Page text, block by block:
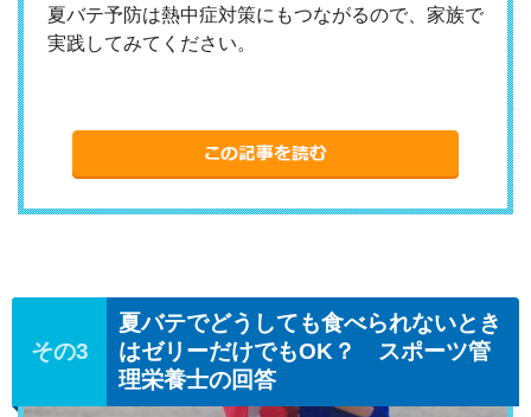
夏バテ予防は熱中症対策にもつながるので、家族で
実践してみてください。
夏バテでどうしても食べられないとき
はゼリーだけでもOK？ スポーツ管
理栄養士の回答